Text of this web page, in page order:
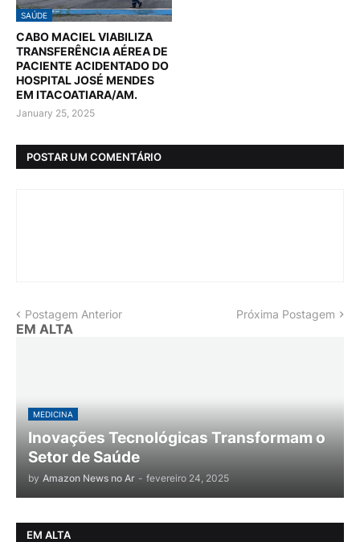
SAÚDE
CABO MACIEL VIABILIZA
TRANSFERÊNCIA AÉREA DE
PACIENTE ACIDENTADO DO
HOSPITAL JOSÉ MENDES
EM ITACOATIARA/AM.
January 25, 2025
POSTAR UM COMENTÁRIO
Postagem Anterior Próxima Postagem
EM ALTA
MEDICINA
Inovações Tecnológicas Transformam o
Setor de Saúde
by Amazon News no Ar - fevereiro 24, 2025
EM ALTA